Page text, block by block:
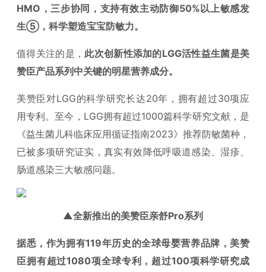
HMO，三步协同，支持有效主动防御50%以上敏感发
生⑤，科学塑造宝宝防敏力。
值得关注的是，此次创新性添加的LGG活性益生菌是美
赞臣产品系列中关键的明星营养成分。
美赞臣对LGG的科学研究长达20年，拥有超过30项应
用专利。至今，LGG拥有超过1000篇科学研究文献，是
《益生菌儿科临床应用循证指南2023》推荐防敏菌种，
已被多项研究证实，真实有效降低呼吸道感染、湿疹、
肠道感染三大敏感问题。
▲全新推出的美赞臣亲舒Pro系列
据悉，作为拥有119年历史的全球母婴营养品牌，美赞
臣拥有超过1080项全球专利，超过100项科学研究成